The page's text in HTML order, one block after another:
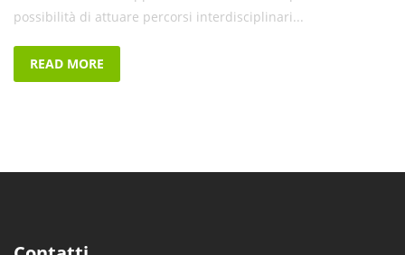
possibilità di attuare percorsi interdisciplinari...
READ MORE